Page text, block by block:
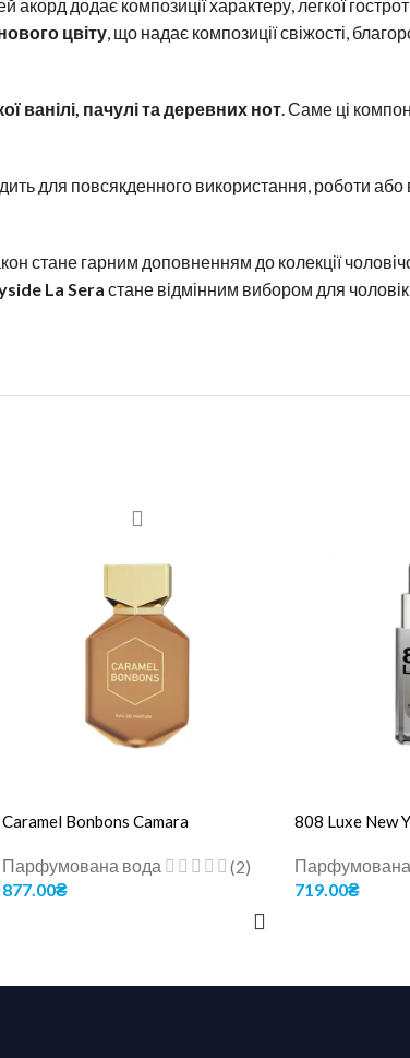
акорд додає композиції характеру, легкої
цвіту, що надає композиції свіжості,
ванілі, пачулі та деревних нот. Саме ці
для повсякденного використання, роботи
стане гарним доповненням до колекції
La Sera стане відмінним вибором для
Caramel Bonbons Camara
Парфумована вода
(2)
877.00₴
808 Luxe New
719.00₴